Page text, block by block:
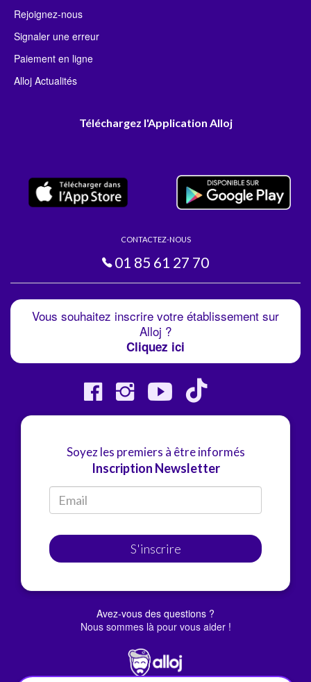
Rejoignez-nous
Signaler une erreur
Paiement en ligne
Alloj Actualités
Téléchargez l'Application Alloj
CONTACTEZ-NOUS
01 85 61 27 70
Vous souhaitez inscrire votre établissement sur
Alloj ?
Cliquez ici
Soyez les premiers à être informés
Inscription Newsletter
S'inscrire
Avez-vous des questions ?
Nous sommes là pour vous aider !